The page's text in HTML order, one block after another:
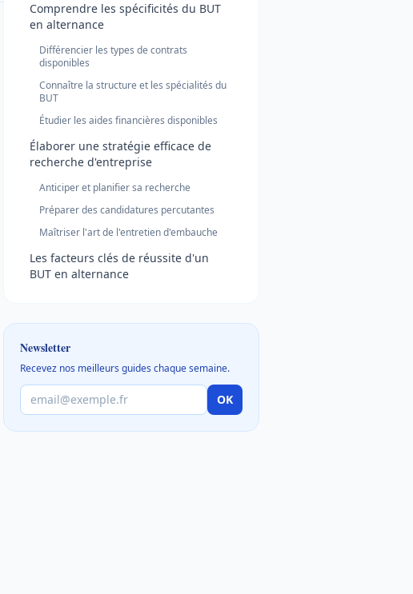
Comprendre les spécificités du BUT
en alternance
Différencier les types de contrats
disponibles
Connaître la structure et les spécialités du
BUT
Étudier les aides financières disponibles
Élaborer une stratégie efficace de
recherche d'entreprise
Anticiper et planifier sa recherche
Préparer des candidatures percutantes
Maîtriser l'art de l'entretien d'embauche
Les facteurs clés de réussite d'un
BUT en alternance
Newsletter
Recevez nos meilleurs guides chaque semaine.
OK